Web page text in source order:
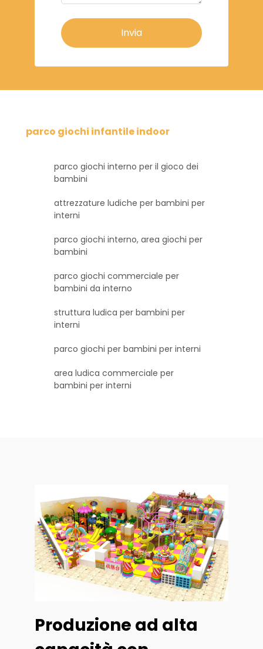
Invia
parco giochi infantile indoor
parco giochi interno per il gioco dei
bambini
attrezzature ludiche per bambini per
interni
parco giochi interno, area giochi per
bambini
parco giochi commerciale per
bambini da interno
struttura ludica per bambini per
interni
parco giochi per bambini per interni
area ludica commerciale per
bambini per interni
Produzione ad alta